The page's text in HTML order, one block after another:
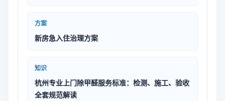
方案
新房急入住治理方案
知识
杭州专业上门除甲醛服务标准：检测、施工、验收
全套规范解读